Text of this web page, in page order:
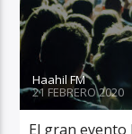
Haahil FM
21 FEBRERO 2020
El gran evento